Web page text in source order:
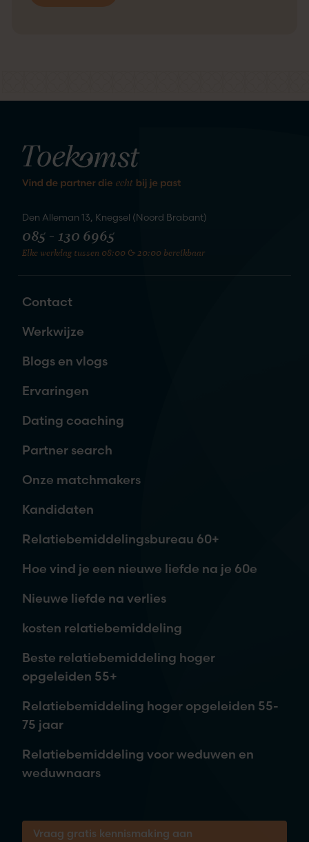
Den Alleman 13, Knegsel (Noord Brabant)
085 - 130 6965
Elke werkdag tussen 08:00 & 20:00 bereikbaar
Contact
Werkwijze
Blogs en vlogs
Ervaringen
Dating coaching
Partner search
Onze matchmakers
Kandidaten
Relatiebemiddelingsbureau 60+
Hoe vind je een nieuwe liefde na je 60e
Nieuwe liefde na verlies
kosten relatiebemiddeling
Beste relatiebemiddeling hoger
opgeleiden 55+
Relatiebemiddeling hoger opgeleiden 55-
75 jaar
Relatiebemiddeling voor weduwen en
weduwnaars
Vraag gratis kennismaking aan
Tijdens een vrijblijvende kennismaking
brengen we samen jouw wensen in kaart.
over je kansen!
We staan te springen om
te maken
liefde
Naam
waarna je kunt beslissen om meer informatie te ontvangen of
een afspraak in te plannen.